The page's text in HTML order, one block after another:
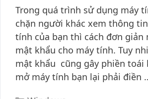
Trong quá trình sử dụng máy
chặn người khác xem thông
tính của bạn thì cách đơn giản
mật khẩu cho máy tính. Tuy
mật khẩu cũng gây phiền toái
mở máy tính bạn lại phải điền